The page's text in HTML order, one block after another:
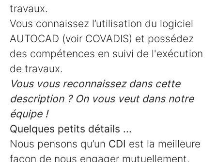
travaux.
Vous connaissez l’utilisation du logiciel
AUTOCAD (voir COVADIS) et possédez
des compétences en suivi de l'exécution
de travaux.
Vous vous reconnaissez dans cette
description ? On vous veut dans notre
équipe !
Quelques petits détails ...
Nous pensons qu’un CDI est la meilleure
façon de nous engager mutuellement.